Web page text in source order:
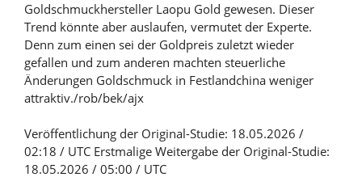
Goldschmuckhersteller Laopu Gold gewesen. Dieser
Trend könnte aber auslaufen, vermutet der Experte.
Denn zum einen sei der Goldpreis zuletzt wieder
gefallen und zum anderen machten steuerliche
Änderungen Goldschmuck in Festlandchina weniger
attraktiv./rob/bek/ajx
Veröffentlichung der Original-Studie: 18.05.2026 /
02:18 / UTC Erstmalige Weitergabe der Original-Studie:
18.05.2026 / 05:00 / UTC